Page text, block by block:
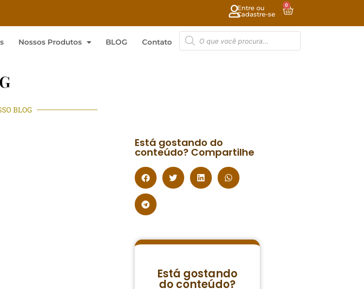
Entre ou
Cadastre-se
0
Nossos Produtos BLOG Contato
BLOG
Está gostando do
conteúdo? Compartilhe
Está gostando
do conteúdo?